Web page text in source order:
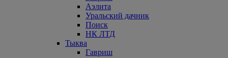
Аэлита
Уральский дачник
Поиск
НК ЛТД
Тыква
Гавриш